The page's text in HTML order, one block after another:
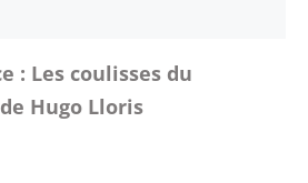
: Les coulisses du
Hugo Lloris